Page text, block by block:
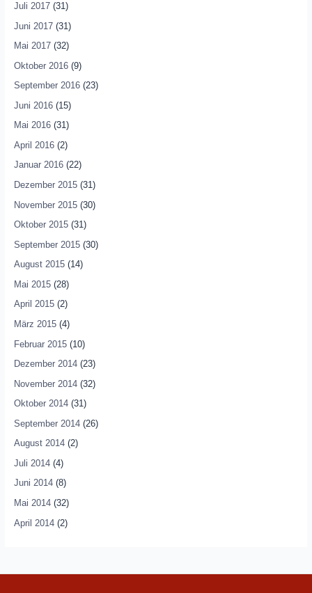
Juli 2017(31)
Juni 2017(31)
Mai 2017(32)
Oktober 2016(9)
September 2016(23)
Juni 2016(15)
Mai 2016(31)
April 2016(2)
Januar 2016(22)
Dezember 2015(31)
November 2015(30)
Oktober 2015(31)
September 2015(30)
August 2015(14)
Mai 2015(28)
April 2015(2)
März 2015(4)
Februar 2015(10)
Dezember 2014(23)
November 2014(32)
Oktober 2014(31)
September 2014(26)
August 2014(2)
Juli 2014(4)
Juni 2014(8)
Mai 2014(32)
April 2014(2)